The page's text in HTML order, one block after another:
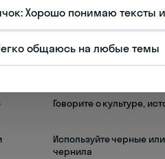
Альтернатива
Используйте числа 8
или 6 (гладкость)
Подарите другие
Говорите о культуре,
Используйте черные
чернила
Хорошо понимаю тексты
общаюсь на любые темы